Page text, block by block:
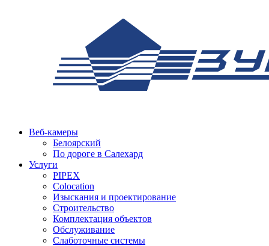
Веб-камеры
Белоярский
По дороге в Салехард
Услуги
PIPEX
Colocation
Изыскания и проектирование
Строительство
Комплектация объектов
Обслуживание
Слаботочные системы